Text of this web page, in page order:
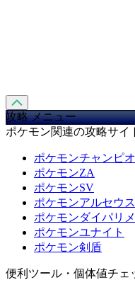
攻略 メニュー
ポケモン関連の攻略サイ
ポケモンチャンピ
ポケモンZA
ポケモンSV
ポケモンアルセウス
ポケモンダイパリ
ポケモンユナイト
ポケモン剣盾
便利ツール・個体値チェ